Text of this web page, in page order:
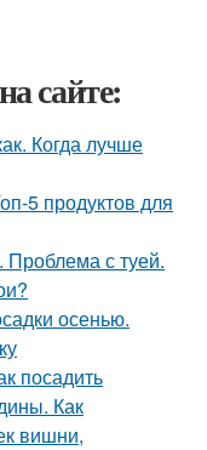
сайте:
Когда лучше
5 продуктов для
Проблема с туей.
осенью.
посадить
Как
вишни,